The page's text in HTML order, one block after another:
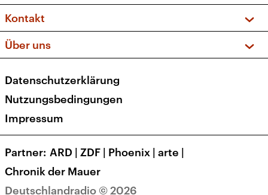
Kakadu – Das Kinderprogramm
Frequenzen (UKW + DAB+)
FAQ
Apps
Newsletter
Veranstaltungen
Kontakt
Social Media
Über uns
Presse
Karriere
Transparenz
Deutschlandradio © 2026
Datenschutzerklärung
Nutzungsbedingungen
Impressum
Partner ARD | ZDF | Phoenix | arte |
Chronik der Mauer